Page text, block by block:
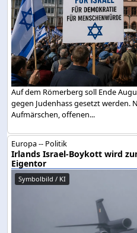
Auf dem Römerberg soll Ende
gegen Judenhass gesetzt werden.
Aufmärschen, offenen...
Europa -- Politik
Irlands Israel-Boykott wird
Eigentor
Symbolbild / KI